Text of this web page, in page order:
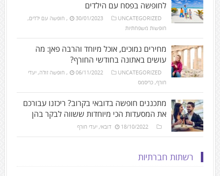
לחופשה בפסח עם הילדים
30/01/2023 UNCATEGORIZED
, חופשה עם ילדים,
חופשות משפחתיות
מחירים נמוכים, אוכל מיוחד והרבה פאן: מה
עושים באתונה בחודשי החורף?
06/11/2022 UNCATEGORIZED
, חופשה זולה, יעדי
חורף, כריסמס
מתכננים חופשה בדובאי בקרוב? ריכזנו עבורכם
את המסעדות הכי מיוחדות ששווה לבקר בהן
18/10/2022 דובאי, יעדי חורף
רשתות חברתיות